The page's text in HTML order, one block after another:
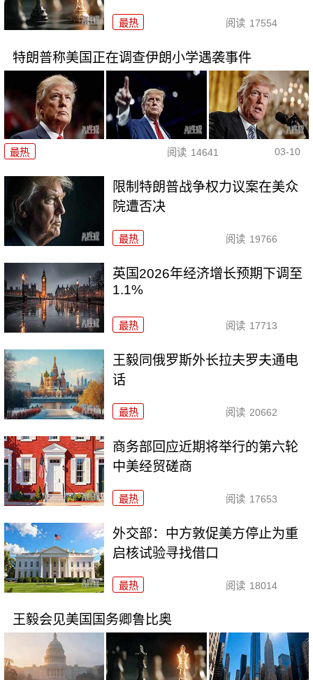
最热 阅读 17554
特朗普称美国正在调查伊朗小学遇袭事件
最热 阅读 14641 03-10
限制特朗普战争权力议案在美众
院遭否决
最热 阅读 19766
英国2026年经济增长预期下调至
1.1%
最热 阅读 17713
王毅同俄罗斯外长拉夫罗夫通电
话
最热 阅读 20662
商务部回应近期将举行的第六轮
中美经贸磋商
最热 阅读 17653
外交部：中方敦促美方停止为重
启核试验寻找借口
最热 阅读 18014
王毅会见美国国务卿鲁比奥